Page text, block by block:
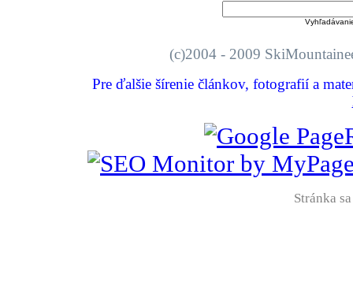
(c)2004 - 2009
Pre ďalšie šírenie článkov, fotografií a
Stránka